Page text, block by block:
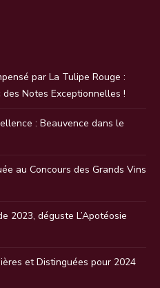
par La Tulipe Rouge :
Notes Exceptionnelles !
: Beauvence dans le
au Concours des Grands Vins
2023, déguste L’Apotéosie
et Distinguées pour 2024